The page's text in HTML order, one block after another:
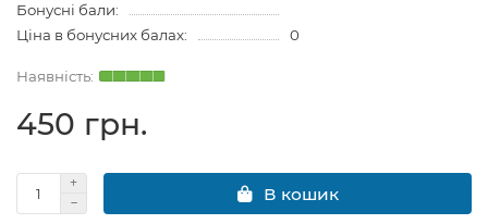
Бонусні бали:
Ціна в бонусних балах:
0
450 грн.
В кошик